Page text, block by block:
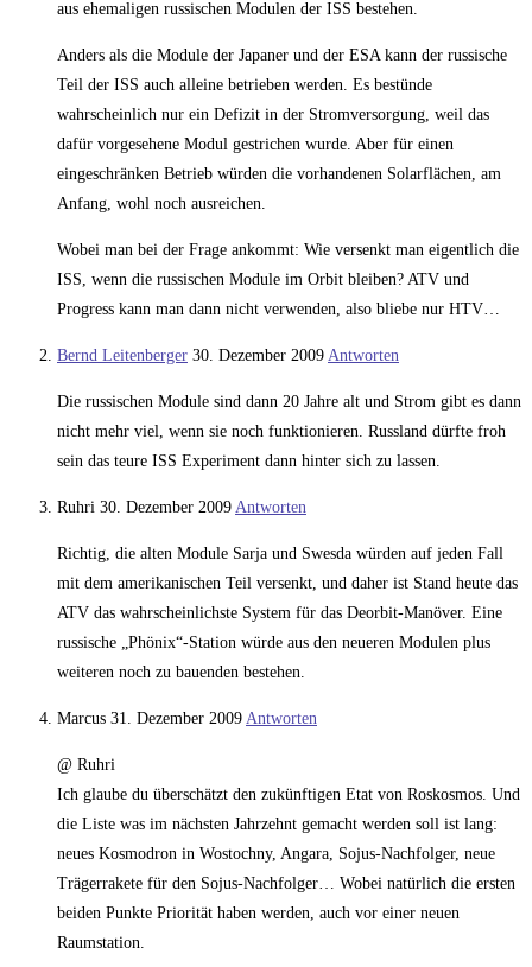
aus ehemaligen russischen Modulen der ISS bestehen.
Anders als die Module der Japaner und der ESA kann der russische
Teil der ISS auch alleine betrieben werden. Es bestünde
wahrscheinlich nur ein Defizit in der Stromversorgung, weil das
dafür vorgesehene Modul gestrichen wurde. Aber für einen
eingeschränken Betrieb würden die vorhandenen Solarflächen, am
Anfang, wohl noch ausreichen.
Wobei man bei der Frage ankommt: Wie versenkt man eigentlich die
ISS, wenn die russischen Module im Orbit bleiben? ATV und
Progress kann man dann nicht verwenden, also bliebe nur HTV…
Bernd Leitenberger 30. Dezember 2009 Antworten
Die russischen Module sind dann 20 Jahre alt und Strom gibt es dann
nicht mehr viel, wenn sie noch funktionieren. Russland dürfte froh
sein das teure ISS Experiment dann hinter sich zu lassen.
Ruhri 30. Dezember 2009 Antworten
Richtig, die alten Module Sarja und Swesda würden auf jeden Fall
mit dem amerikanischen Teil versenkt, und daher ist Stand heute das
ATV das wahrscheinlichste System für das Deorbit-Manöver. Eine
russische „Phönix“-Station würde aus den neueren Modulen plus
weiteren noch zu bauenden bestehen.
Marcus 31. Dezember 2009 Antworten
@ Ruhri
Ich glaube du überschätzt den zukünftigen Etat von Roskosmos. Und
die Liste was im nächsten Jahrzehnt gemacht werden soll ist lang:
neues Kosmodron in Wostochny, Angara, Sojus-Nachfolger, neue
Trägerrakete für den Sojus-Nachfolger… Wobei natürlich die ersten
beiden Punkte Priorität haben werden, auch vor einer neuen
Raumstation.